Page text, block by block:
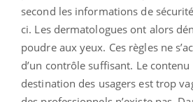
second les informations de
ci. Les dermatologues ont alors
poudre aux yeux. Ces règles ne
d’un contrôle suffisant. Le
destination des usagers est trop